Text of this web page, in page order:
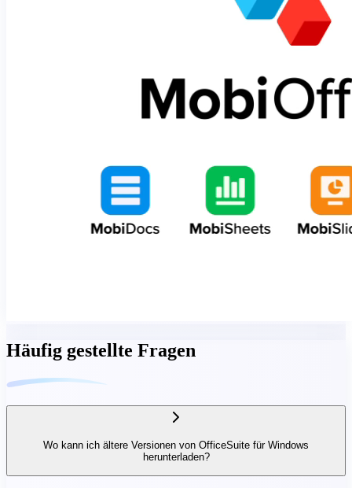
Häufig gestellte Fragen
Wo kann ich ältere Versionen von OfficeSuite für Windows
herunterladen?